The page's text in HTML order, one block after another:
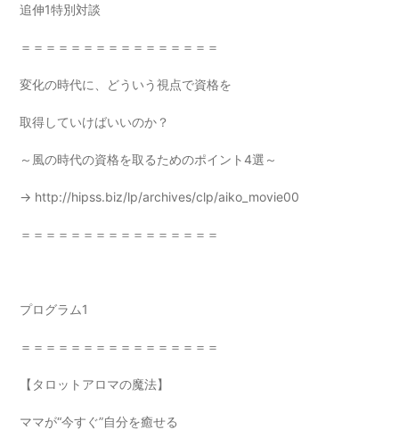
追伸1特別対談
＝＝＝＝＝＝＝＝＝＝＝＝＝＝＝＝
変化の時代に、どういう視点で資格を
取得していけばいいのか？
～風の時代の資格を取るためのポイント4選～
→ http://hipss.biz/lp/archives/clp/aiko_movie00
＝＝＝＝＝＝＝＝＝＝＝＝＝＝＝＝
プログラム1
＝＝＝＝＝＝＝＝＝＝＝＝＝＝＝＝
【タロットアロマの魔法】
ママが“今すぐ”自分を癒せる